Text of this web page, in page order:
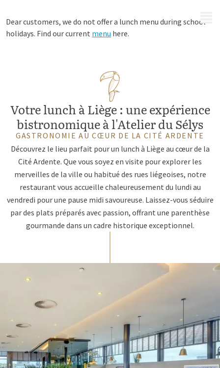
Dear customers, we do not offer a lunch menu during school
holidays. Find our current menu here.
Votre lunch à Liège : une expérience
bistronomique à l'Atelier du Sélys
GASTRONOMIE AU CŒUR DE LA CITÉ ARDENTE
Découvrez le lieu parfait pour un lunch à Liège au cœur de la
Cité Ardente. Que vous soyez en visite pour explorer les
merveilles de la ville ou habitué des rues liégeoises, notre
restaurant vous accueille chaleureusement du lundi au
vendredi pour une pause midi savoureuse. Laissez-vous séduire
par des plats préparés avec passion, offrant une parenthèse
gourmande dans un cadre historique exceptionnel.